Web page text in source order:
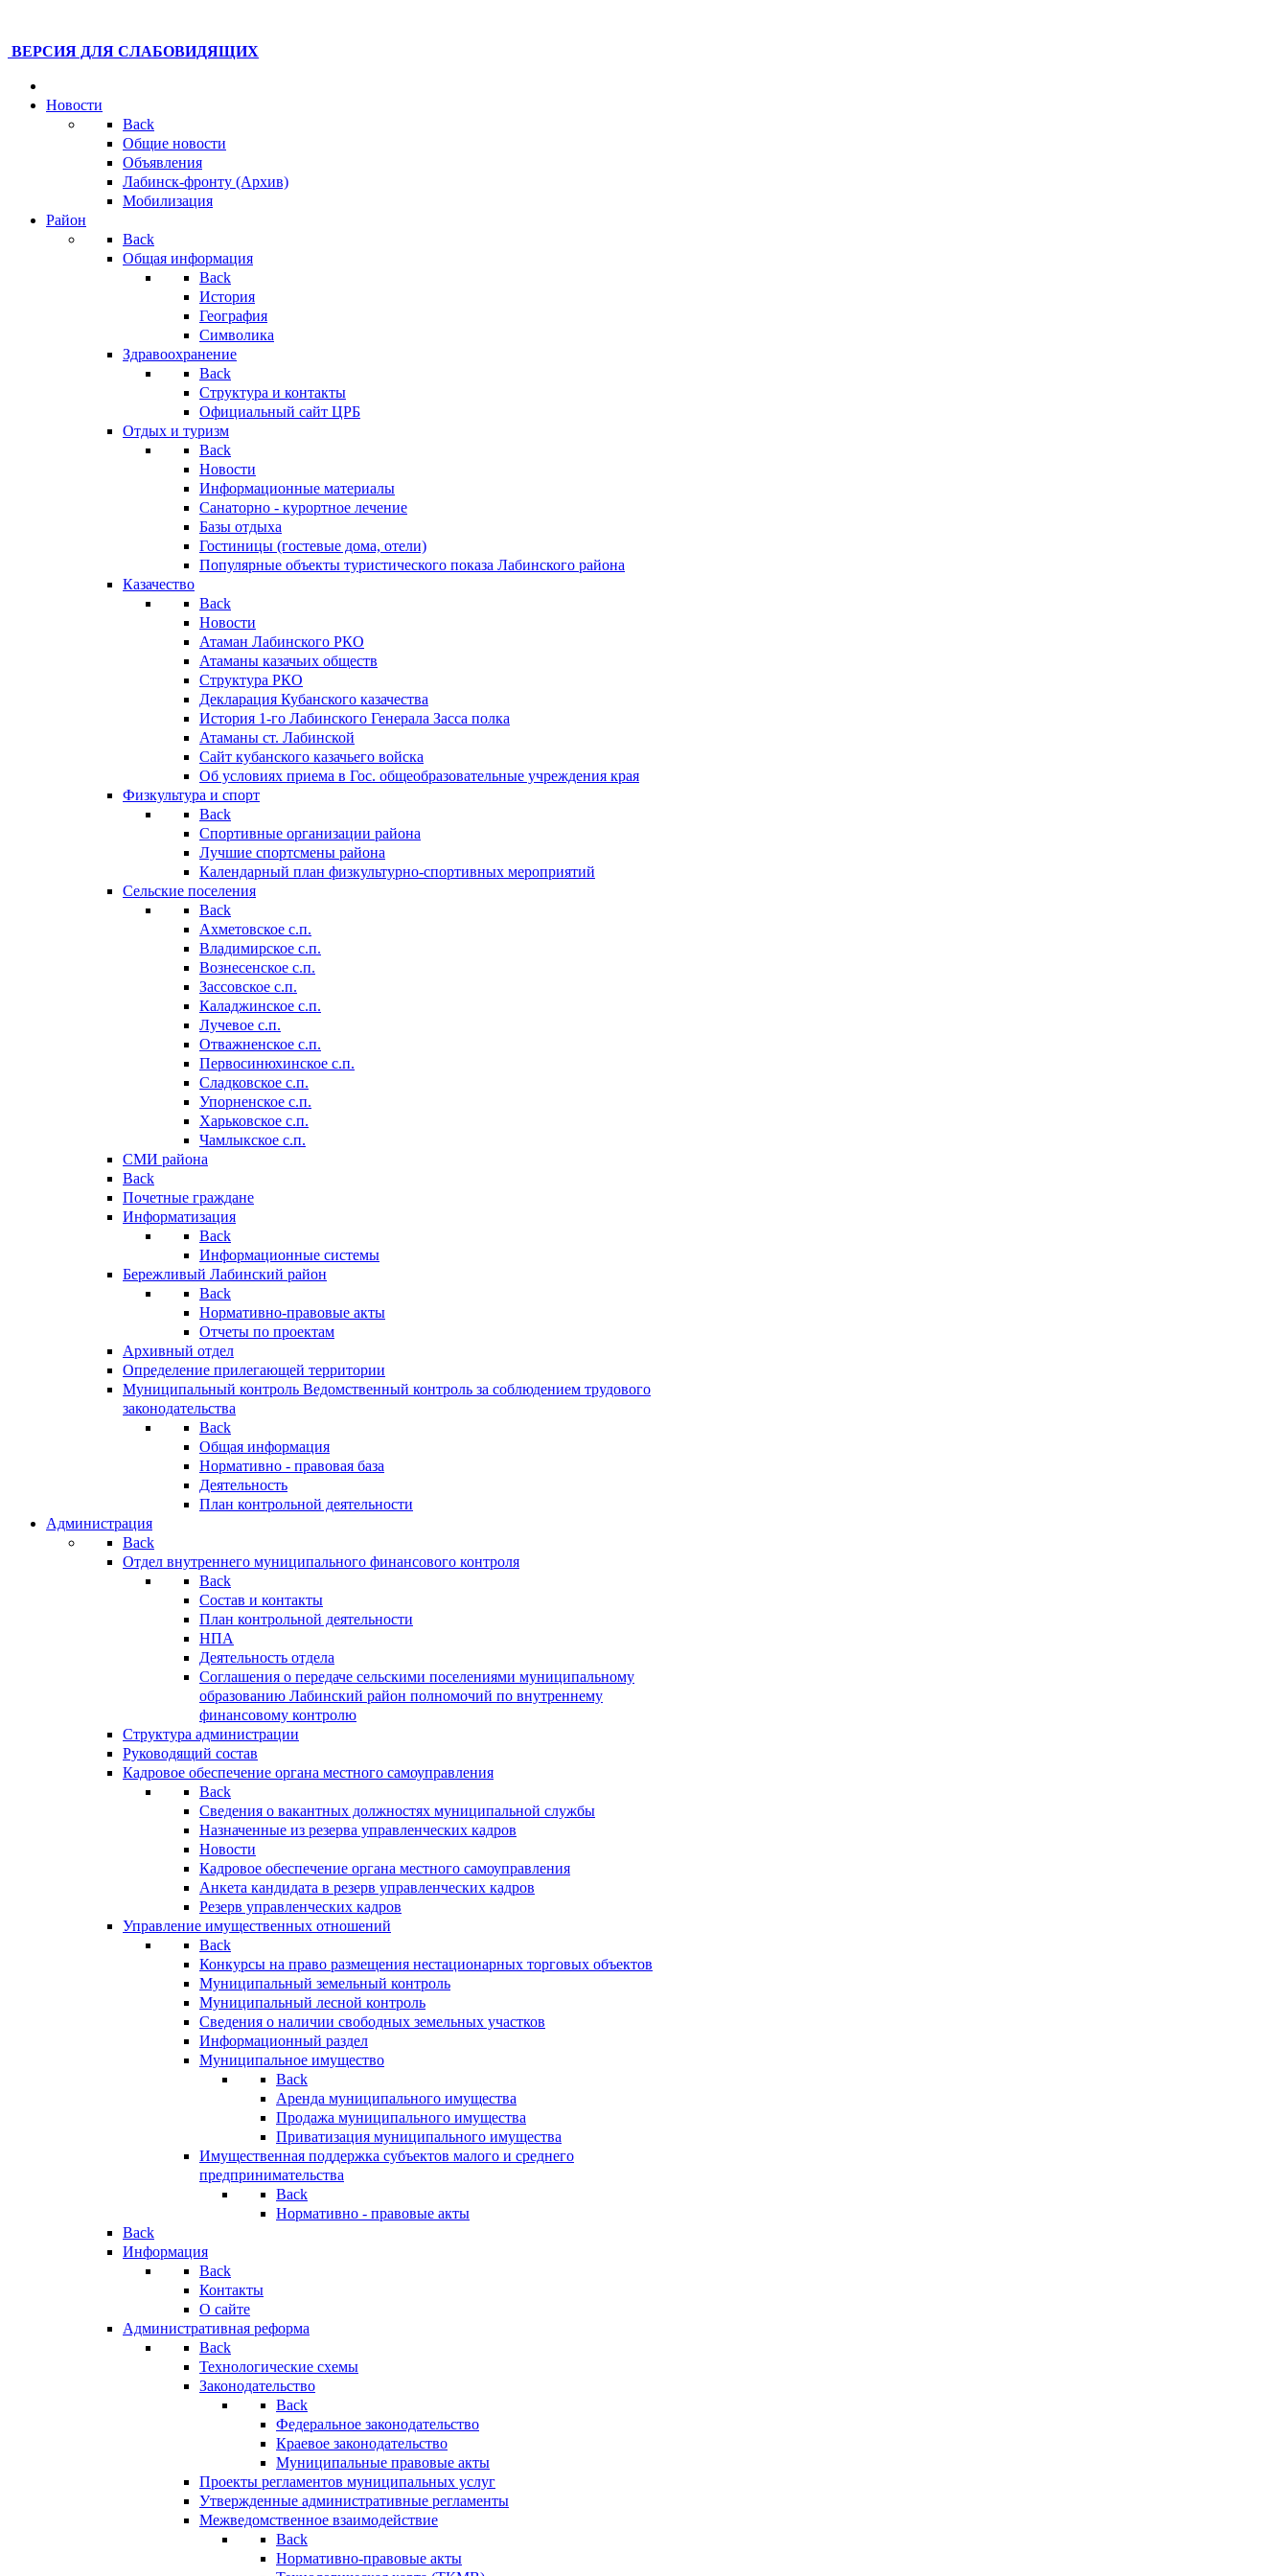
ВЕРСИЯ ДЛЯ СЛАБОВИДЯЩИХ
Новости
Back
Общие новости
Объявления
Лабинск-фронту (Архив)
Мобилизация
Район
Back
Общая информация
Back
История
География
Символика
Здравоохранение
Back
Структура и контакты
Официальный сайт ЦРБ
Отдых и туризм
Back
Новости
Информационные материалы
Санаторно - курортное лечение
Базы отдыха
Гостиницы (гостевые дома, отели)
Популярные объекты туристического показа Лабинского района
Казачество
Back
Новости
Атаман Лабинского РКО
Атаманы казачьих обществ
Структура РКО
Декларация Кубанского казачества
История 1-го Лабинского Генерала Засса полка
Атаманы ст. Лабинской
Cайт кубанского казачьего войска
Об условиях приема в Гос. общеобразовательные учреждения края
Физкультура и спорт
Back
Спортивные организации района
Лучшие спортсмены района
Календарный план физкультурно-спортивных мероприятий
Сельские поселения
Back
Ахметовское с.п.
Владимирское с.п.
Вознесенское с.п.
Зассовское с.п.
Каладжинское с.п.
Лучевое с.п.
Отважненское с.п.
Первосинюхинское с.п.
Сладковское с.п.
Упорненское с.п.
Харьковское с.п.
Чамлыкское с.п.
СМИ района
Back
Почетные граждане
Информатизация
Back
Информационные системы
Бережливый Лабинский район
Back
Нормативно-правовые акты
Отчеты по проектам
Архивный отдел
Определение прилегающей территории
Муниципальный контроль Ведомственный контроль за соблюдением трудового
законодательства
Back
Общая информация
Нормативно - правовая база
Деятельность
План контрольной деятельности
Администрация
Back
Отдел внутреннего муниципального финансового контроля
Back
Состав и контакты
План контрольной деятельности
НПА
Деятельность отдела
Соглашения о передаче сельскими поселениями муниципальному
образованию Лабинский район полномочий по внутреннему
финансовому контролю
Структура администрации
Руководящий состав
Кадровое обеспечение органа местного самоуправления
Back
Сведения о вакантных должностях муниципальной службы
Назначенные из резерва управленческих кадров
Новости
Кадровое обеспечение органа местного самоуправления
Анкета кандидата в резерв управленческих кадров
Резерв управленческих кадров
Управление имущественных отношений
Back
Конкурсы на право размещения нестационарных торговых объектов
Муниципальный земельный контроль
Муниципальный лесной контроль
Сведения о наличии свободных земельных участков
Информационный раздел
Муниципальное имущество
Back
Аренда муниципального имущества
Продажа муниципального имущества
Приватизация муниципального имущества
Имущественная поддержка субъектов малого и среднего
предпринимательства
Back
Нормативно - правовые акты
Back
Информация
Back
Контакты
О сайте
Административная реформа
Back
Технологические схемы
Законодательство
Back
Федеральное законодательство
Краевое законодательство
Муниципальные правовые акты
Проекты регламентов муниципальных услуг
Утвержденные административные регламенты
Межведомственное взаимодействие
Back
Нормативно-правовые акты